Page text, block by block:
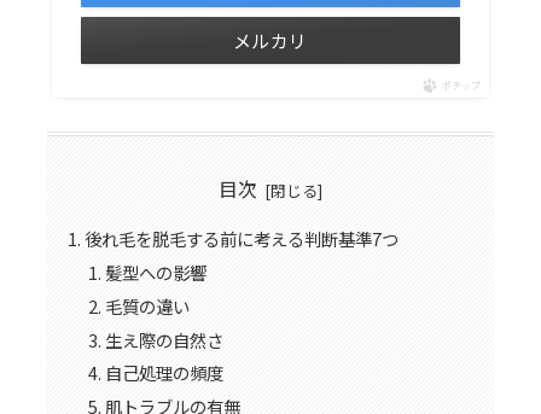
メルカリ
ポチップ
目次
後れ毛を脱毛する前に考える判断基準7つ
髪型への影響
毛質の違い
生え際の自然さ
自己処理の頻度
肌トラブルの有無